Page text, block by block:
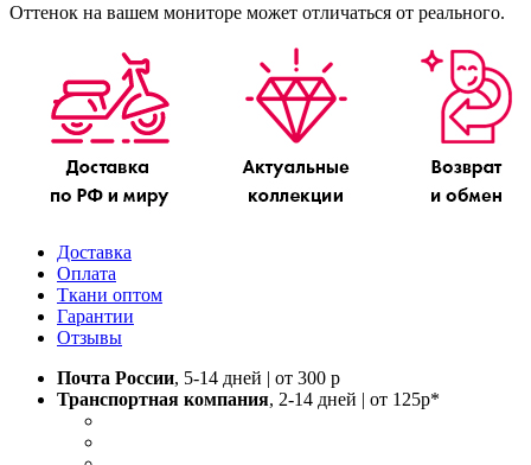
Оттенок на вашем мониторе может отличаться от реального.
Доставка
Оплата
Ткани оптом
Гарантии
Отзывы
Почта России, 5-14 дней | от 300 р
Транспортная компания, 2-14 дней | от 125р*